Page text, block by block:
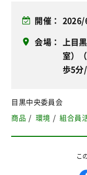
開催
2026/
会場
上目
室）
歩5分
目黒中央委員会
商品
環境 組合員
こ